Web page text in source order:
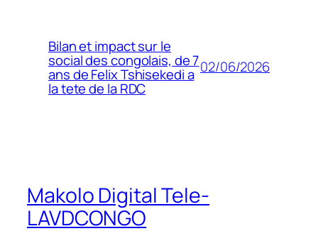
Bilan et impact sur le
social des congolais, de 7
ans de Felix Tshisekedi a
la tete de la RDC
02/06/2026
Makolo Digital Tele-
LAVDCONGO